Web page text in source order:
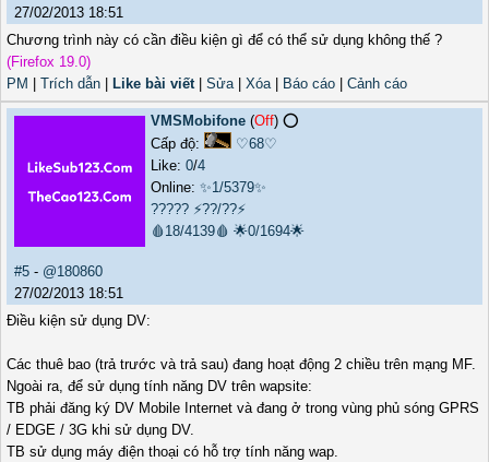
27/02/2013 18:51
Chương trình này có cần điều kiện gì để có thể sử dụng không thế ?
(Firefox 19.0)
PM
Trích dẫn Like bài viết| Sửa| Xóa| Báo cáo Cảnh cáo
VMSMobifone (Off) ⭕️
Cấp độ:
♡68♡
Like: 0/4
Online: ✨1/5379✨
????? ⚡??/??⚡
🩸18/4139🩸 🌟0/1694🌟
#5 - @180860
27/02/2013 18:51
Điều kiện sử dụng DV:
Các thuê bao (trả trước và trả sau) đang hoạt động 2 chiều trên mạng MF.
Ngoài ra, để sử dụng tính năng DV trên wapsite:
TB phải đăng ký DV Mobile Internet và đang ở trong vùng phủ sóng GPRS
/ EDGE / 3G khi sử dụng DV.
TB sử dụng máy điện thoại có hỗ trợ tính năng wap.